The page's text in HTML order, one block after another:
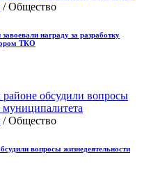
/ Общество
награду за разработку
ТКО
/ Общество
вопросы жизнедеятельности